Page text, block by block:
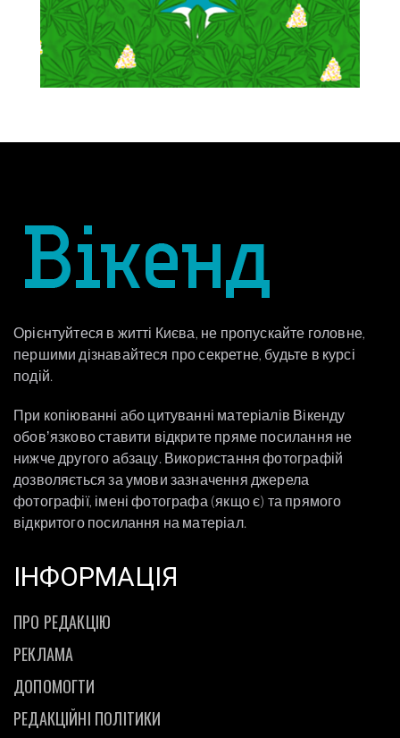
Орієнтуйтеся в житті Києва, не пропускайте головне,
першими дізнавайтеся про секретне, будьте в курсі
подій.
При копіюванні або цитуванні матеріалів Вікенду
обовʼязково ставити відкрите пряме посилання не
нижче другого абзацу. Використання фотографій
дозволяється за умови зазначення джерела
фотографії, імені фотографа (якщо є) та прямого
відкритого посилання на матеріал.
ІНФОРМАЦІЯ
ПРО РЕДАКЦІЮ
РЕКЛАМА
ДОПОМОГТИ
РЕДАКЦІЙНІ ПОЛІТИКИ